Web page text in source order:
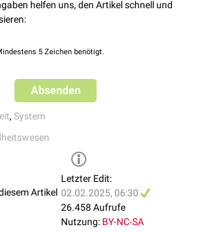
Ebenen von Bund, Ländern und Kommunen
da er durch seine
wie z.B. dieGesundheitsämter
,Berufsverbände
Wichtige Ressourcen für das
pharmazeutische Industrie
benötigt wird.
helfen uns, den Artikel schnell und
5 Zeichen benötigt.
Absenden
, System
Artikel
Letzter Edit:
02.02.2025, 06:30
26.458 Aufrufe
Nutzung: BY-NC-SA